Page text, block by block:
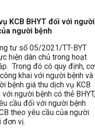
KCB BHYT đối với người
người bệnh
tư số 05/2021/TT-BYT
hiện dân chủ trong hoạt
Trong đó có quy định, cơ
khai với người bệnh và
bệnh giá thu dịch vụ KCB
người bệnh có thẻ BHYT,
cầu đối với người bệnh
theo yêu cầu của người
đơn vị.